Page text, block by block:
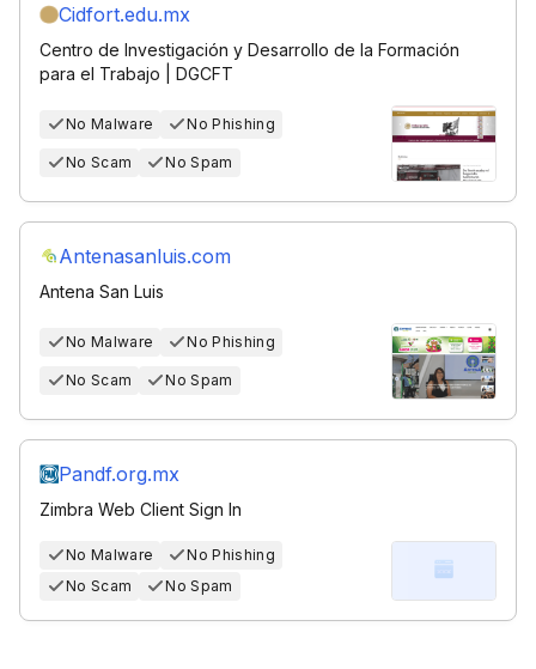
Cidfort.edu.mx
Centro de Investigación y Desarrollo de la Formación
para el Trabajo | DGCFT
No Malware No Phishing
No Scam No Spam
Antenasanluis.com
Antena San Luis
No Malware No Phishing
No Scam No Spam
Pandf.org.mx
Zimbra Web Client Sign In
No Malware
No Phishing
No Scam
No Spam